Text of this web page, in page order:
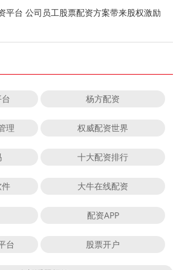
平台 公司员工股票配资方案带来股权激励
杨方配资
理 权威配资世界
十大配资排行
大牛在线配资
配资APP
台 股票开户